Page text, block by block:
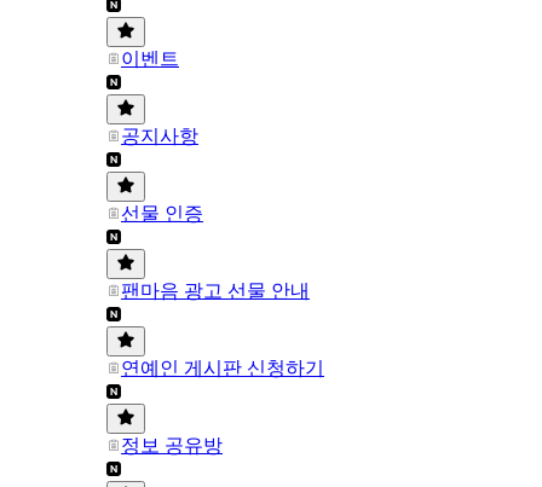
이벤트
공지사항
선물 인증
팬마음 광고 선물 안내
연예인 게시판 신청하기
정보 공유방